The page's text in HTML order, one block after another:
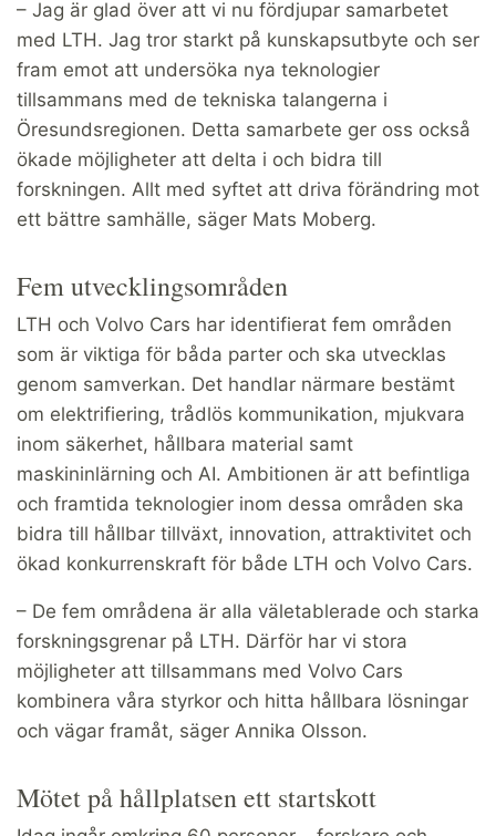
– Jag är glad över att vi nu fördjupar samarbetet
med LTH. Jag tror starkt på kunskapsutbyte och ser
fram emot att undersöka nya teknologier
tillsammans med de tekniska talangerna i
Öresundsregionen. Detta samarbete ger oss också
ökade möjligheter att delta i och bidra till
forskningen. Allt med syftet att driva förändring mot
ett bättre samhälle, säger Mats Moberg.
Fem utvecklingsområden
LTH och Volvo Cars har identifierat fem områden
som är viktiga för båda parter och ska utvecklas
genom samverkan. Det handlar närmare bestämt
om elektrifiering, trådlös kommunikation, mjukvara
inom säkerhet, hållbara material samt
maskininlärning och AI. Ambitionen är att befintliga
och framtida teknologier inom dessa områden ska
bidra till hållbar tillväxt, innovation, attraktivitet och
ökad konkurrenskraft för både LTH och Volvo Cars.
– De fem områdena är alla väletablerade och starka
forskningsgrenar på LTH. Därför har vi stora
möjligheter att tillsammans med Volvo Cars
kombinera våra styrkor och hitta hållbara lösningar
och vägar framåt, säger Annika Olsson.
Mötet på hållplatsen ett startskott